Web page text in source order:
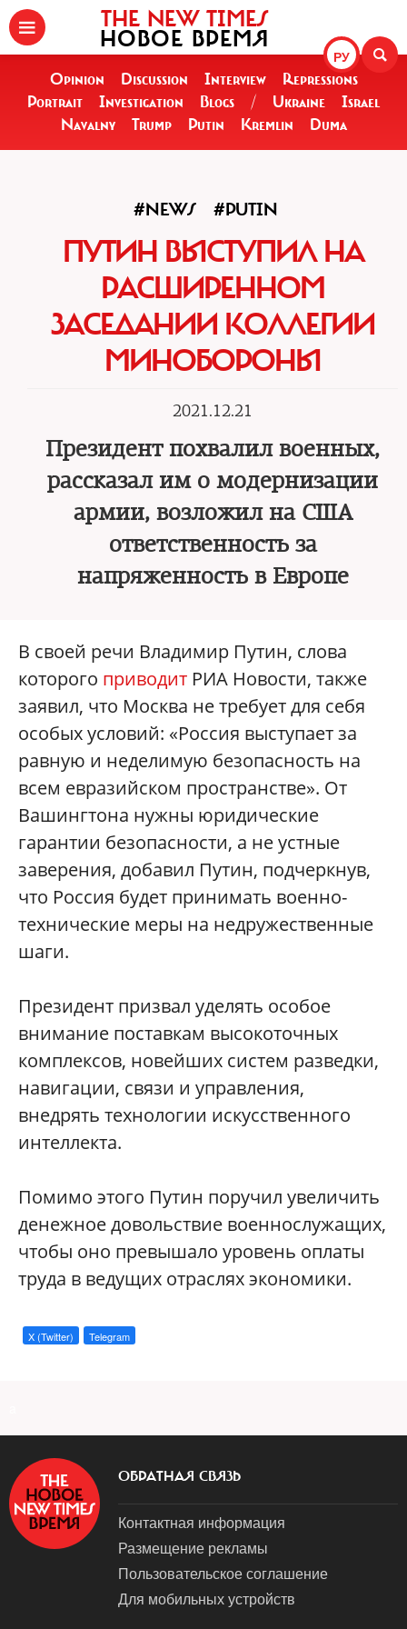
РУ
THE NEW TIMES
НОВОЕ ВРЕМЯ
Opinion Discussion Interview
Repressions
Portrait
Investigation Blogs / Ukraine
Israel
Navalny
Trump Putin Kremlin Duma
#NEWS #PUTIN
ПУТИН ВЫСТУПИЛ НА
РАСШИРЕННОМ
ЗАСЕДАНИИ КОЛЛЕГИИ
МИНОБОРОНЫ
2021.12.21
Президент похвалил военных,
рассказал им о модернизации
армии, возложил на США
ответственность за
напряженность в Европе
В своей речи Владимир Путин, слова
которого приводит РИА Новости, также
заявил, что Москва не требует для себя
особых условий: «Россия выступает за
равную и неделимую безопасность на
всем евразийском пространстве». От
Вашингтона нужны юридические
гарантии безопасности, а не устные
заверения, добавил Путин, подчеркнув,
что Россия будет принимать военно-
технические меры на недружественные
шаги.
Президент призвал уделять особое
внимание поставкам высокоточных
комплексов, новейших систем разведки,
навигации, связи и управления,
внедрять технологии искусственного
интеллекта.
Помимо этого Путин поручил увеличить
денежное довольствие военнослужащих,
чтобы оно превышало уровень оплаты
труда в ведущих отраслях экономики.
X (Twitter) Telegram
ОБРАТНАЯ СВЯЗЬ
Контактная информация
Размещение рекламы
Пользовательское соглашение
Для мобильных устройств